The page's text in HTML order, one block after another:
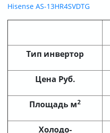
Hisense AS-13HR4SVDTG
Тип инвертор
Цена Руб.
Площадь м2
Холодо-